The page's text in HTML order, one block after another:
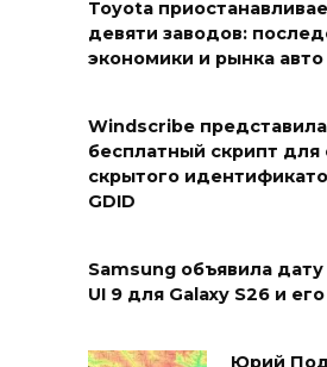
Toyota
девяти заводов:
экономики и рынка авто
Windscribe представила
бесплатный скрипт для
скрытого
GDID
Samsung объявила
UI 9 для Galaxy S26 и
Юрий